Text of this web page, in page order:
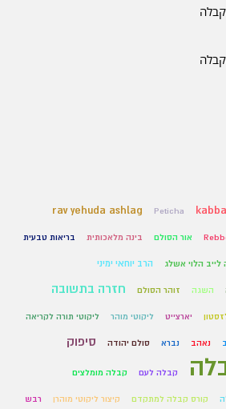
Peticha
rav yehuda ashlag
אור הסולם בינה מלאכותית בריאות טבעית
לייב הלוי אשלג הרב יוחאי ימיני
השגה זוהר הסולם חזרה בתשובה
יארצייט ליקוטי מוהר ליקוטי תורה לקריאה
נאהב נברא סולם יהודה סיפוק
קבלה לעם קבלה מומלצים
קורס קבלה למתקדם קיצור ליקוטי מוהרן רבש